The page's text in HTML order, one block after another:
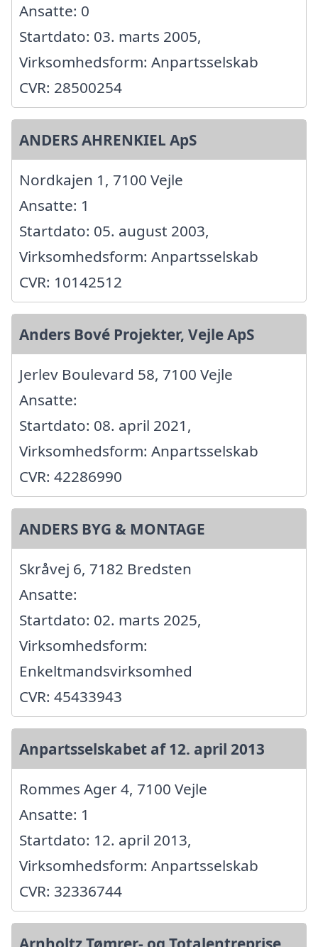
Ansatte: 0
Startdato: 03. marts 2005,
Virksomhedsform: Anpartsselskab
CVR: 28500254
ANDERS AHRENKIEL ApS
Nordkajen 1, 7100 Vejle
Ansatte: 1
Startdato: 05. august 2003,
Virksomhedsform: Anpartsselskab
CVR: 10142512
Anders Bové Projekter, Vejle ApS
Jerlev Boulevard 58, 7100 Vejle
Ansatte:
Startdato: 08. april 2021,
Virksomhedsform: Anpartsselskab
CVR: 42286990
ANDERS BYG & MONTAGE
Skråvej 6, 7182 Bredsten
Ansatte:
Startdato: 02. marts 2025,
Virksomhedsform:
Enkeltmandsvirksomhed
CVR: 45433943
Anpartsselskabet af 12. april 2013
Rommes Ager 4, 7100 Vejle
Ansatte: 1
Startdato: 12. april 2013,
Virksomhedsform: Anpartsselskab
CVR: 32336744